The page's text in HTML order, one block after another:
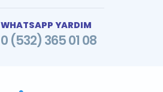
WHATSAPP YARDIM
0 (532) 365 01 08